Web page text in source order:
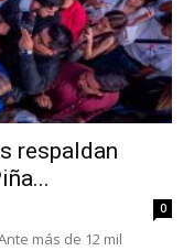
respaldan
0
más de 12 mil